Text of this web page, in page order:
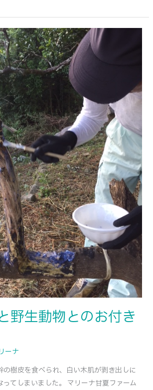
野生動物とのお付き
ーナ
の樹皮を食べられ、白い木肌が剥き出しに
ってしまいました。 マリーナ甘夏ファーム